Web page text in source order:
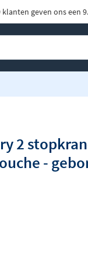
klanten geven ons een
2
-